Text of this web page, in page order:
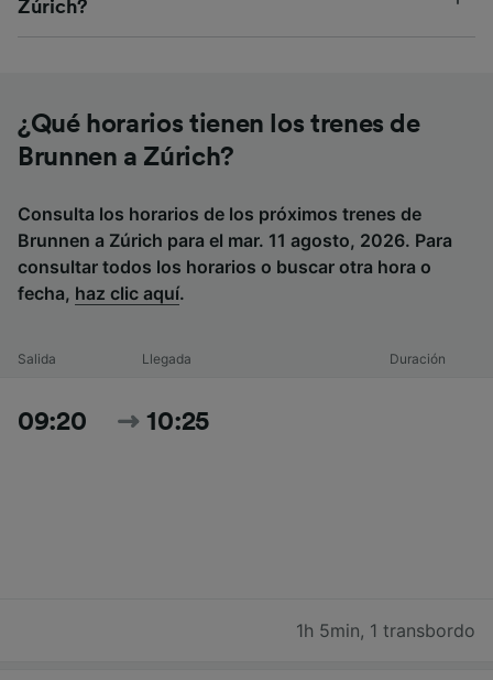
Zúrich?
¿Qué horarios tienen los trenes de
Brunnen a Zúrich?
Consulta los horarios de los próximos trenes de
Brunnen a Zúrich para el mar. 11 agosto, 2026. Para
consultar todos los horarios o buscar otra hora o
fecha, haz clic aquí.
Salida Llegada Duración
09:20 10:25
1h 5min, 1 transbordo